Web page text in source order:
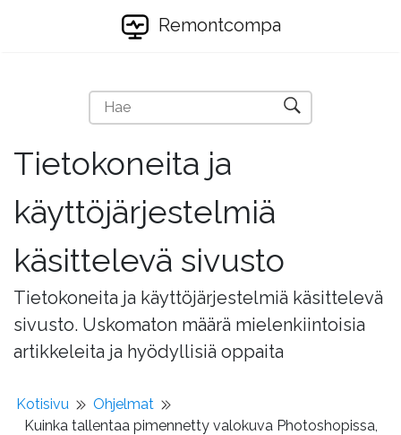
Remontcompa
Tietokoneita ja
käyttöjärjestelmiä
käsittelevä sivusto
Tietokoneita ja käyttöjärjestelmiä käsittelevä
sivusto. Uskomaton määrä mielenkiintoisia
artikkeleita ja hyödyllisiä oppaita
Kotisivu
Ohjelmat
Kuinka tallentaa pimennetty valokuva Photoshopissa,